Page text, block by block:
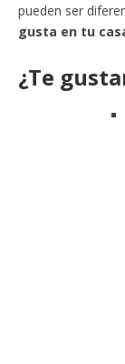
pueden ser
gusta en tu
¿Te